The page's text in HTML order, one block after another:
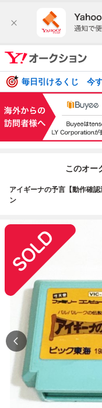
毎日引けるくじ 今
このオー
アイギーナの予言【動作確
ン